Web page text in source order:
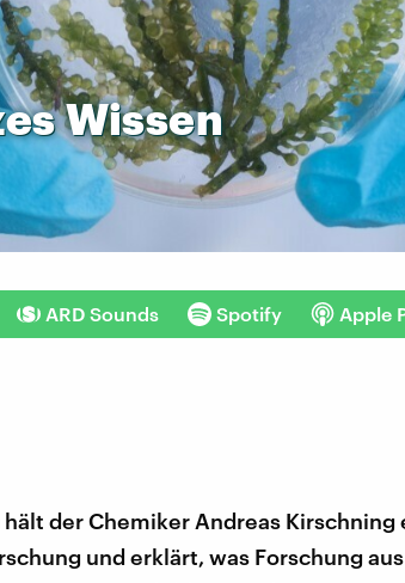
Wissen
ARD Sounds Spotify Apple
der Chemiker Andreas Kirschning
und erklärt, was Forschung